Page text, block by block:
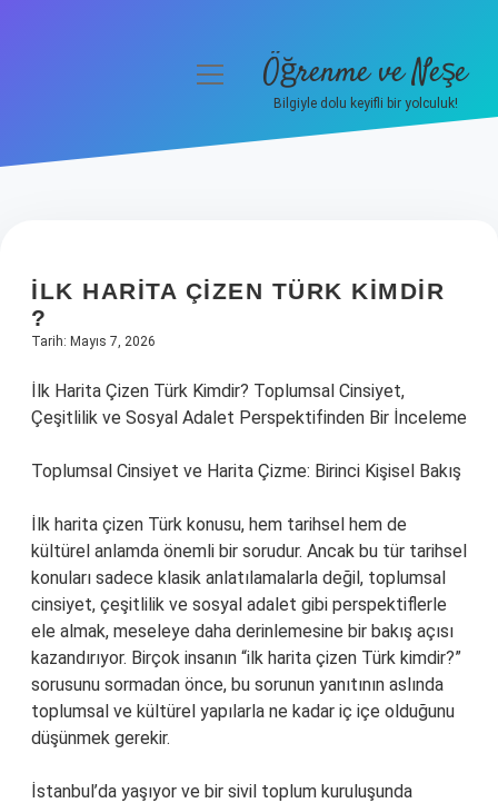
Hakkımızda
menüyüÖğrenme ve Neşe
Bilgiyle dolu keyifli bir yolculuk!
İLK HARITA ÇIZEN TÜRK KIMDIR
?
Tarih: Mayıs 7, 2026
İlk Harita Çizen Türk Kimdir? Toplumsal Cinsiyet,
Çeşitlilik ve Sosyal Adalet Perspektifinden Bir İnceleme
Toplumsal Cinsiyet ve Harita Çizme: Birinci Kişisel Bakış
İlk harita çizen Türk konusu, hem tarihsel hem de
kültürel anlamda önemli bir sorudur. Ancak bu tür tarihsel
konuları sadece klasik anlatılamalarla değil, toplumsal
cinsiyet, çeşitlilik ve sosyal adalet gibi perspektiflerle
ele almak, meseleye daha derinlemesine bir bakış açısı
kazandırıyor. Birçok insanın “ilk harita çizen Türk kimdir?”
sorusunu sormadan önce, bu sorunun yanıtının aslında
toplumsal ve kültürel yapılarla ne kadar iç içe olduğunu
düşünmek gerekir.
İstanbul’da yaşıyor ve bir sivil toplum kuruluşunda